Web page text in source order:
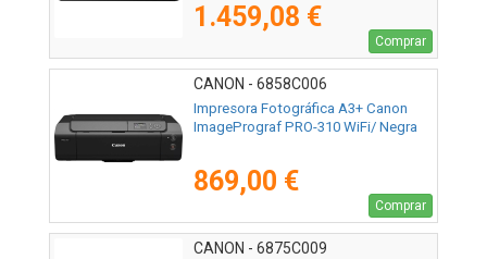
1.459,08 €
Comprar
CANON - 6858C006
Impresora Fotográfica A3+ Canon
ImagePrograf PRO-310 WiFi/ Negra
869,00 €
Comprar
CANON - 6875C009